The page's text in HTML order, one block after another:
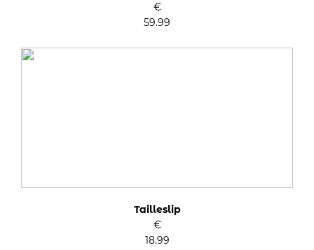
€
59.99
Tailleslip
€
18.99